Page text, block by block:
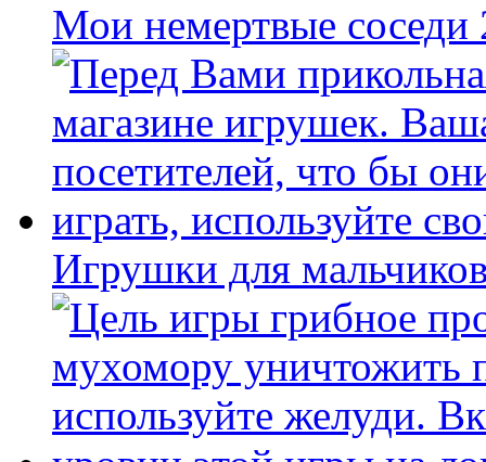
Мои немертвые
Игрушки для